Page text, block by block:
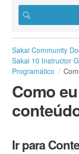
Sakai Community
Sakai 10 Instructor
Programático
Como
Ir para